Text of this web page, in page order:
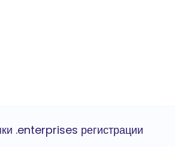
.enterprises регистрации